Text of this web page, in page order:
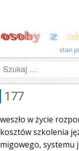
stan
177
weszło w życie
kosztów szkolenia
migowego, systemu